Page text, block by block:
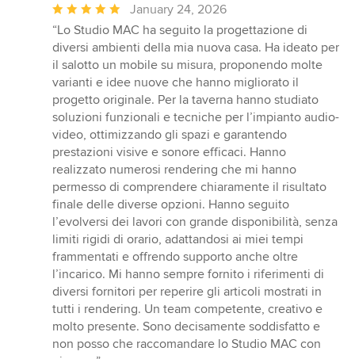
Average
rating:
5
out
of
5
stars
January 24, 2026
“Lo Studio MAC ha seguito la progettazione di
diversi ambienti della mia nuova casa. Ha ideato per
il salotto un mobile su misura, proponendo molte
varianti e idee nuove che hanno migliorato il
progetto originale. Per la taverna hanno studiato
soluzioni funzionali e tecniche per l’impianto audio-
video, ottimizzando gli spazi e garantendo
prestazioni visive e sonore efficaci. Hanno
realizzato numerosi rendering che mi hanno
permesso di comprendere chiaramente il risultato
finale delle diverse opzioni. Hanno seguito
l’evolversi dei lavori con grande disponibilità, senza
limiti rigidi di orario, adattandosi ai miei tempi
frammentati e offrendo supporto anche oltre
l’incarico. Mi hanno sempre fornito i riferimenti di
diversi fornitori per reperire gli articoli mostrati in
tutti i rendering. Un team competente, creativo e
molto presente. Sono decisamente soddisfatto e
non posso che raccomandare lo Studio MAC con